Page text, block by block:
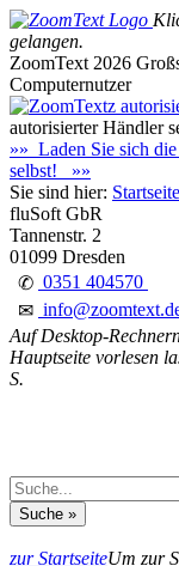
gelangen.
ZoomText 2026
Computernutzer
autorisierter Händler
»» Laden Sie sich
selbst! »»
Sie sind hier: Startseite
fluSoft GbR
Tannenstr. 2
01099 Dresden
✆ 0351 404570
✉
Auf Desktop-
Hauptseite vorlesen
S.
zur StartseiteUm zur